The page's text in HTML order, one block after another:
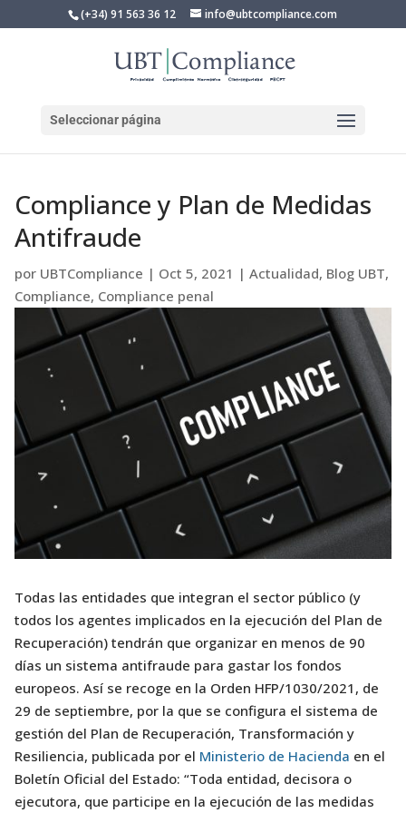
(+34) 91 563 36 12 info@ubtcompliance.com
Seleccionar página
Compliance y Plan de Medidas
Antifraude
por UBTCompliance | Oct 5, 2021 | Actualidad, Blog UBT,
Compliance, Compliance penal
Todas las entidades que integran el sector público (y
todos los agentes implicados en la ejecución del Plan de
Recuperación) tendrán que organizar en menos de 90
días un sistema antifraude para gastar los fondos
europeos. Así se recoge en la Orden HFP/1030/2021, de
29 de septiembre, por la que se configura el sistema de
gestión del Plan de Recuperación, Transformación y
Resiliencia, publicada por el Ministerio de Hacienda en el
Boletín Oficial del Estado: “Toda entidad, decisora o
ejecutora, que participe en la ejecución de las medidas